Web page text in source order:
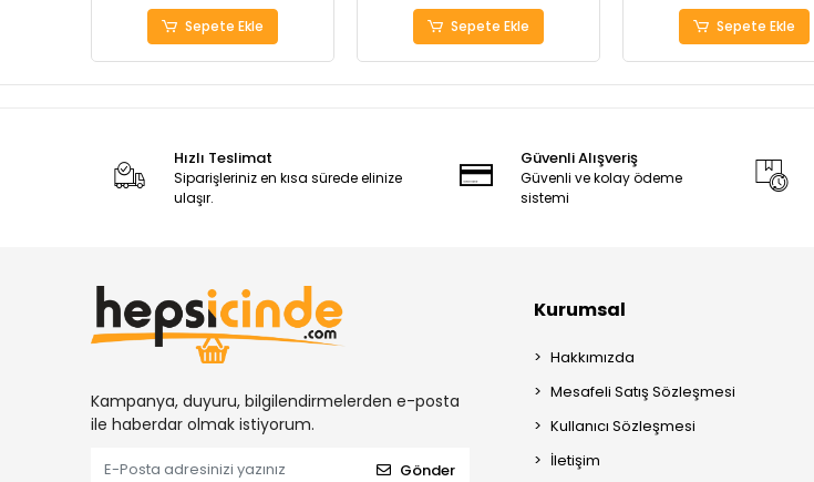
Sepete Ekle Sepete Ekle Sepete Ekle
Hızlı Teslimat
Siparişleriniz en kısa sürede elinize
ulaşır.
Güvenli Alışveriş
Güvenli ve kolay ödeme
sistemi
Kampanya, duyuru, bilgilendirmelerden e-posta
ile haberdar olmak istiyorum.
Gönder
Kurumsal
Hakkımızda
Mesafeli Satış Sözleşmesi
Kullanıcı Sözleşmesi
İletişim